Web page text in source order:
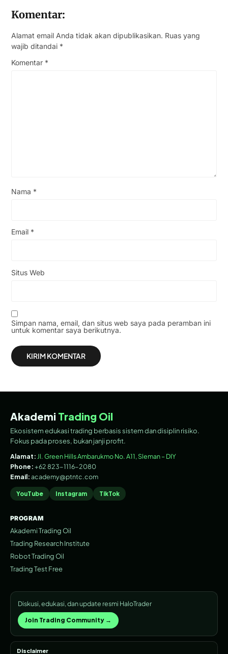
Komentar:
Alamat email Anda tidak akan dipublikasikan. Ruas yang
wajib ditandai *
Komentar *
Nama *
Email *
Situs Web
Simpan nama, email, dan situs web saya pada peramban ini
untuk komentar saya berikutnya.
Akademi Trading Oil
Ekosistem edukasi trading berbasis sistem dan disiplin risiko.
Fokus pada proses, bukan janji profit.
Alamat: Jl. Green Hills Ambarukmo No. A11, Sleman – DIY
Phone:+62 823-1116-2080
Email:academy@ptntc.com
YouTube Instagram TikTok
PROGRAM
Akademi Trading Oil
Trading Research Institute
Robot Trading Oil
Trading Test Free
Diskusi, edukasi, dan update resmi HaloTrader
Join Trading Community →
Disclaimer